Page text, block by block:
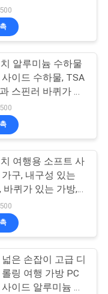
건
134
알루미늄 수하물
이드 수하물, TSA
스핀러 바퀴가 있
없는 수하물 - 은
여행용 소프트 사
구, 내구성 있는
바퀴가 있는 가방,
롤링 가구
은 손잡이 고급 디
링 여행 가방 PC
이드 알루미늄 프